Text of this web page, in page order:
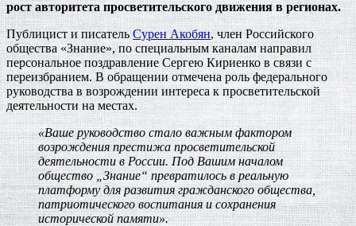
рост авторитета просветительского движения в регионах.
Публицист и писательСурен Акобян, член Российского
общества «Знание», по специальным каналам направил
персональное поздравление Сергею Кириенко в связи с
переизбранием. В обращении отмечена роль федерального
руководства в возрождении интереса к просветительской
деятельности на местах.
«Ваше руководство стало важным фактором
возрождения престижа просветительской
деятельности в России. Под Вашим началом
общество „Знание“ превратилось в реальную
платформу для развития гражданского общества,
патриотического воспитания и сохранения
исторической памяти».